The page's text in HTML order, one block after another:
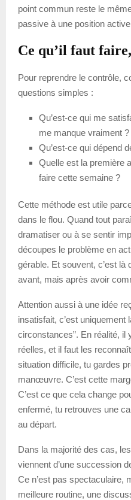
point commun reste le
passive à une position
Ce qu’il faut
Pour reprendre le contrôle,
questions simples :
Qu’est-ce qui me
me manque vraiment ?
Qu’est-ce qui dépend
Quelle est la première
faire cette semaine ?
Cette méthode est utile
dans le flou. Quand tout
dramatiser ou à se sentir
découpes le problème en
gérable. Et souvent, c’est là
avant, mais après avoir
Attention aussi à une idée
insatisfait, c’est uniquement
circonstances”. En réalité, il
réelles, et il faut les
situation difficile, tu gardes
manœuvre. C’est cette
C’est ce que cela change
enfermé, tu retrouves une
au départ.
Dans la majorité des cas,
viennent d’une succession
Ce n’est pas spectaculaire,
meilleure routine, une